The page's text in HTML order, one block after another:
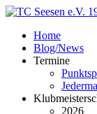
Home
Blog/News
Termine
2026